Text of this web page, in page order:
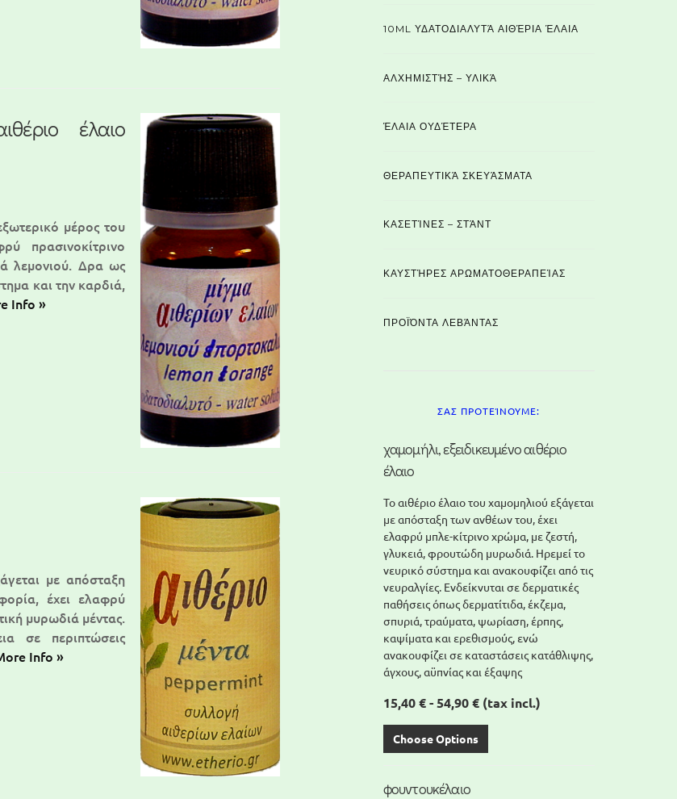
έλαιο
μέρος του
πρασινοκίτρινο
λεμονιού. Δρα ως
και την καρδιά,
Info »
με απόσταξη
έχει ελαφρύ
μυρωδιά μέντας.
σε περιπτώσεις
Info »
10ML ΥΔΑΤΟΔΙΑΛΥΤΆ ΑΙΘΈΡΙΑ ΈΛΑΙΑ
ΑΛΧΗΜΙΣΤΉΣ – ΥΛΙΚΆ
ΈΛΑΙΑ ΟΥΔΈΤΕΡΑ
ΘΕΡΑΠΕΥΤΙΚΆ ΣΚΕΥΆΣΜΑΤΑ
ΚΑΣΕΤΊΝΕΣ – ΣΤΆΝΤ
ΚΑΥΣΤΉΡΕΣ ΑΡΩΜΑΤΟΘΕΡΑΠΕΊΑΣ
ΠΡΟΪΌΝΤΑ ΛΕΒΆΝΤΑΣ
ΣΑΣ ΠΡΟΤΕΊΝΟΥΜΕ:
χαμομήλι, εξειδικευμένο αιθέριο
έλαιο
Το αιθέριο έλαιο του χαμομηλιού εξάγεται
με απόσταξη των ανθέων του, έχει
ελαφρύ μπλε-κίτρινο χρώμα, με ζεστή,
γλυκειά, φρουτώδη μυρωδιά. Ηρεμεί το
νευρικό σύστημα και ανακουφίζει από τις
νευραλγίες. Ενδείκνυται σε δερματικές
παθήσεις όπως δερματίτιδα, έκζεμα,
σπυριά, τραύματα, ψωρίαση, έρπης,
καψίματα και ερεθισμούς, ενώ
ανακουφίζει σε καταστάσεις κατάθλιψης,
άγχους, αϋπνίας και έξαψης
15,40 € - 54,90 €(tax incl.)
Choose Options
φουντουκέλαιο